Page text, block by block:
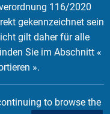
Español
reserved.
THE DEXXON GROUP.
116/2020
gekennzeichnet sein
gilt daher für alle
Sie im Abschnitt «
».
to browse the